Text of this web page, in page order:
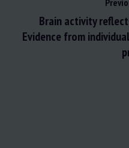
Brain activity
Evidence from